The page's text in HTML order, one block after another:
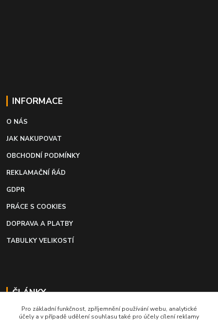
INFORMACE
O NÁS
JAK NAKUPOVAT
OBCHODNÍ PODMÍNKY
REKLAMAČNÍ ŘÁD
GDPR
PRÁCE S COOKIES
DOPRAVA A PLATBY
TABULKY VELIKOSTÍ
ČLÁNKY
Profi lepidlo na boty a kůži
Pro základní funkčnost, zpříjemnění používání webu, analytické
účely a v případě udělení souhlasu také pro účely cílení reklamy